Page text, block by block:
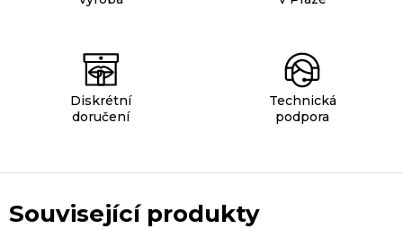
Diskrétní
doručení
Technická
podpora
Související produkty